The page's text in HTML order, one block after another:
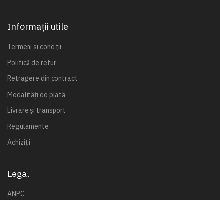
Informații utile
Termeni și condiții
Politică de retur
Retragere din contract
Modalități de plată
Livrare și transport
Regulamente
Achiziții
Legal
ANPC